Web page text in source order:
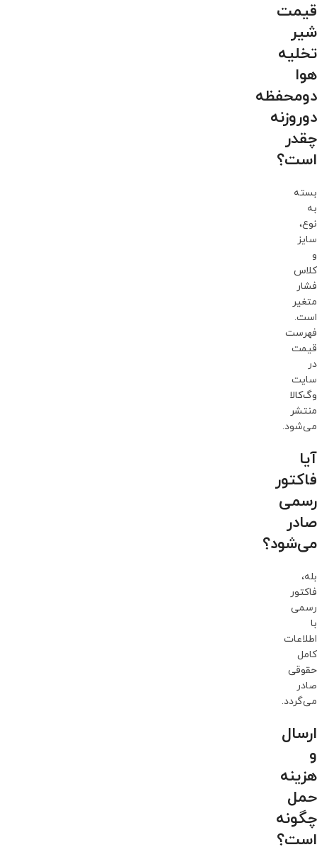
قیمت
شیر
تخلیه
هوا
دومحفظه
دوروزنه
چقدر
است؟
بسته
به
نوع،
سایز
و
کلاس
فشار
متغیر
است.
فهرست
قیمت
در
سایت
وگ‌کالا
منتشر
می‌شود.
آیا
فاکتور
رسمی
صادر
می‌شود؟
بله،
فاکتور
رسمی
با
اطلاعات
کامل
حقوقی
صادر
می‌گردد.
ارسال
و
هزینه
حمل
چگونه
است؟